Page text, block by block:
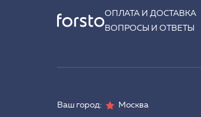
ОПЛАТА И ДОСТАВКА
ВОПРОСЫ И ОТВЕТЫ
Ваш город: Москва